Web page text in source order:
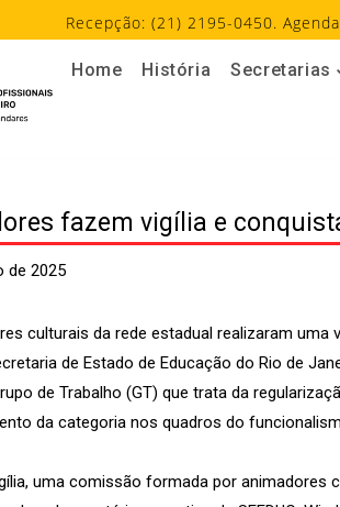
Recepção: (21) 2195-0450.
Home História Secretarias
fazem vigília e
de 2025
culturais da rede estadual realizaram uma
de Estado de Educação do Rio de
de Trabalho (GT) que trata da
da categoria nos quadros do
uma comissão formada por animadores